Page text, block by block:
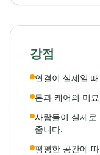
강점
연결이 실제일
톤과 케어의 미
사람들이 실제로
줍니다.
평평한 공간에